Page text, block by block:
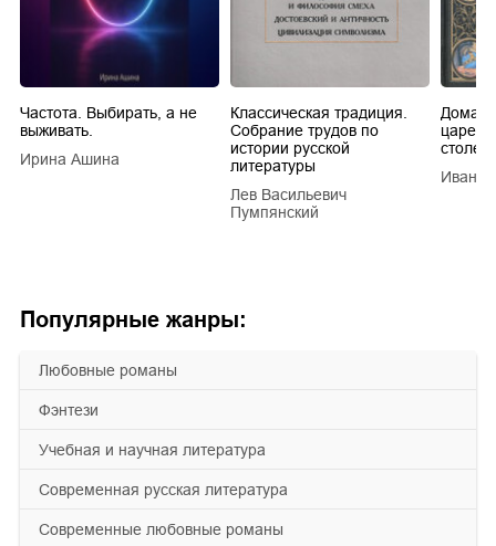
Популярные жанры:
любовные романы
фэнтези
учебная и научная литература
современная русская литература
современные любовные романы
Частота. Выбирать, а не
выживать.
Ирина Ашина
Классическая традиция.
Собрание трудов по
истории русской
литературы
Лев Васильевич
Пумпянский
царей
Иван